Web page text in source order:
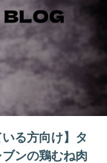
る方向け】タ
ンの鶏むね肉